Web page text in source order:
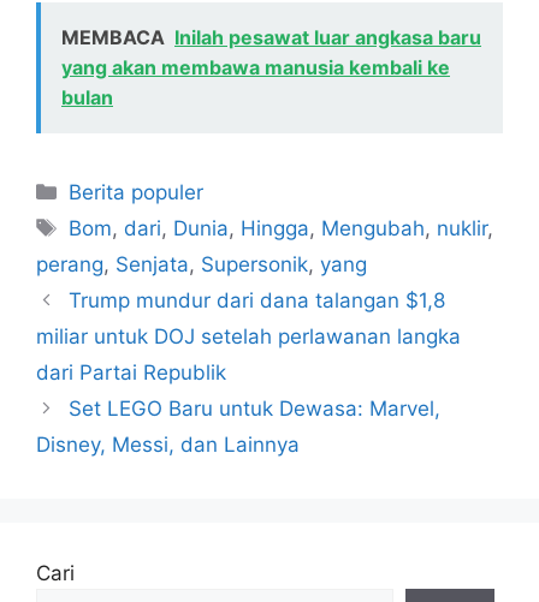
MEMBACA Inilah pesawat luar angkasa baru
yang akan membawa manusia kembali ke
bulan
Kategori
Berita populer
Tag
Bom, dari, Dunia, Hingga, Mengubah, nuklir,
perang, Senjata, Supersonik, yang
Trump mundur dari dana talangan $1,8
miliar untuk DOJ setelah perlawanan langka
dari Partai Republik
Set LEGO Baru untuk Dewasa: Marvel,
Disney, Messi, dan Lainnya
Cari